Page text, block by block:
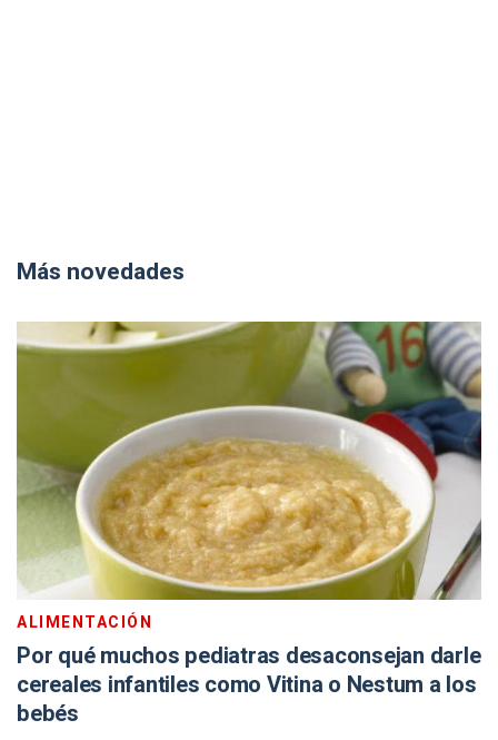
Más novedades
ALIMENTACIÓN
Por qué muchos pediatras desaconsejan darle
cereales infantiles como Vitina o Nestum a los
bebés